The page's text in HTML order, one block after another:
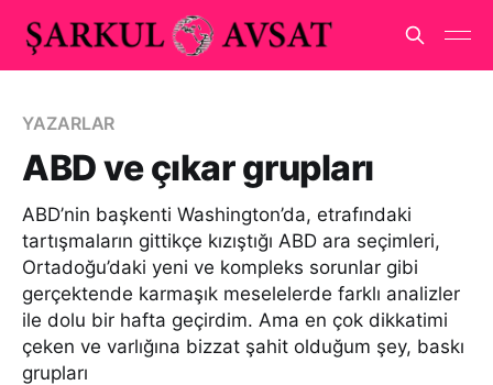
YAZARLAR
ABD ve çıkar grupları
ABD’nin başkenti Washington’da, etrafındaki
tartışmaların gittikçe kızıştığı ABD ara seçimleri,
Ortadoğu’daki yeni ve kompleks sorunlar gibi
gerçektende karmaşık meselelerde farklı analizler
ile dolu bir hafta geçirdim. Ama en çok dikkatimi
çeken ve varlığına bizzat şahit olduğum şey, baskı
grupları